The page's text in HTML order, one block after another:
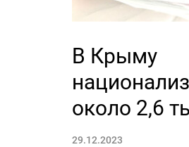
В Крыму
около 2,6
29.12.2023